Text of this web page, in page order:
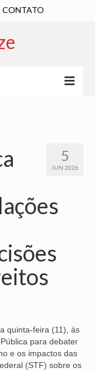
CONTATO
5
JUN 2026
quinta-feira (11), às
para debater
e os impactos das
(STF) sobre os